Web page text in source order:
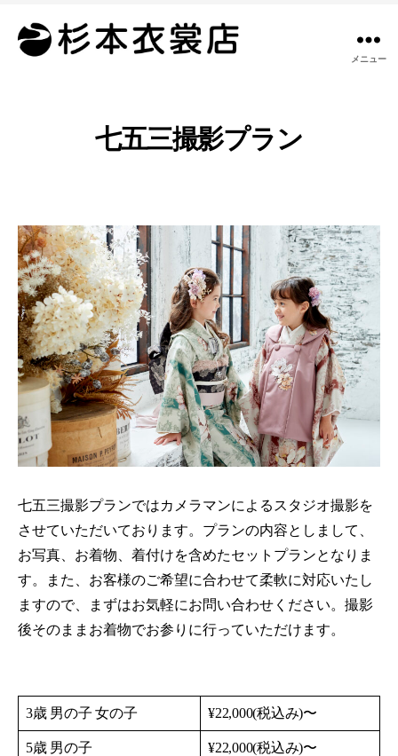
メニュー
七五三撮影プラン
七五三撮影プランではカメラマンによるスタジオ撮影を
させていただいております。プランの内容としまして、
お写真、お着物、着付けを含めたセットプランとなりま
す。また、お客様のご希望に合わせて柔軟に対応いたし
ますので、まずはお気軽にお問い合わせください。撮影
後そのままお着物でお参りに行っていただけます。
3歳 男の子 女の子 ¥22,000(税込み)〜
5歳 男の子 ¥22,000(税込み)〜